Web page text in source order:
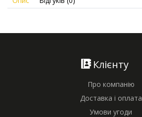
Клієнту
Про компанію
Доставка і оплата
Умови угоди